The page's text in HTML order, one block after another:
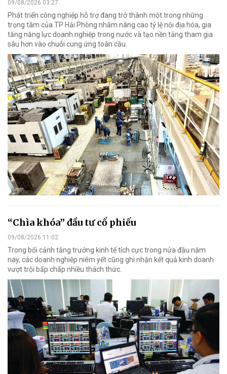
09/08/2026 03:27
Phát triển công nghiệp hỗ trợ đang trở thành một trong những
trọng tâm của TP Hải Phòng nhằm nâng cao tỷ lệ nội địa hóa, gia
tăng năng lực doanh nghiệp trong nước và tạo nền tảng tham gia
sâu hơn vào chuỗi cung ứng toàn cầu.
“Chìa khóa” đầu tư cổ phiếu
09/08/2026 11:02
Trong bối cảnh tăng trưởng kinh tế tích cực trong nửa đầu năm
nay, các doanh nghiệp niêm yết cũng ghi nhận kết quả kinh doanh
vượt trội bấp chấp nhiều thách thức.